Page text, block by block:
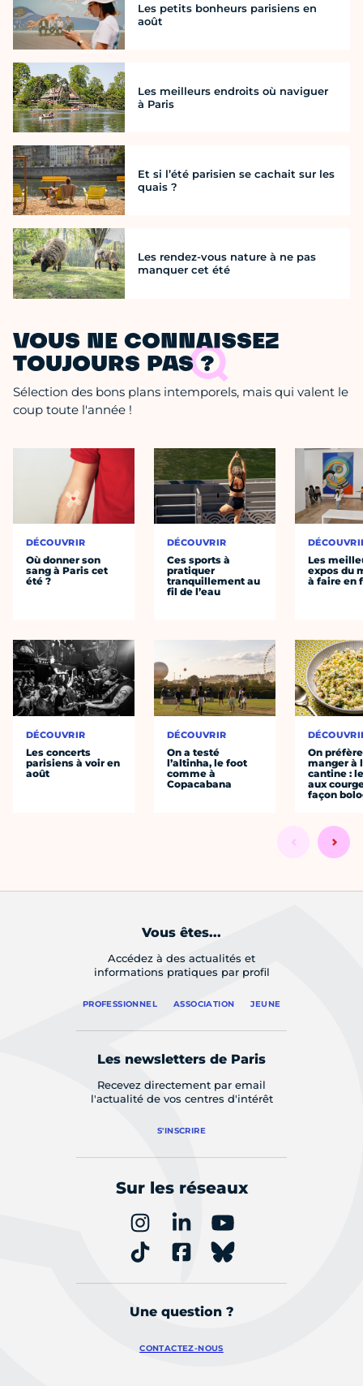
Les petits bonheurs parisiens en
août
Les meilleurs endroits où naviguer
à Paris
Et si l’été parisien se cachait sur les
quais ?
Les rendez-vous nature à ne pas
manquer cet été
VOUS NE CONNAISSEZ
TOUJOURS PAS ?
Sélection des bons plans intemporels, mais qui valent le
coup toute l'année !
DÉCOUVRIR
Où donner son
sang à Paris cet
été ?
DÉCOUVRIR
Les concerts
parisiens à voir en
août
DÉCOUVRIR
Ces sports à
pratiquer
tranquillement au
fil de l’eau
DÉCOUVRIR
On a testé
l’altinha, le foot
comme à
Copacabana
Les
expos du
à faire en
On préfère
manger à
cantine :
aux
façon
Vous êtes...
Accédez à des actualités et
informations pratiques par profil
PROFESSIONNEL ASSOCIATION JEUNE
Les newsletters de Paris
Recevez directement par email
l'actualité de vos centres d'intérêt
S'INSCRIRE
Sur les réseaux
Une question ?
CONTACTEZ-NOUS